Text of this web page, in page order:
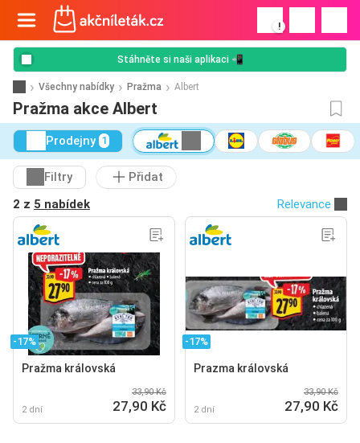
!
Stáhněte si naši aplikaci 📲
Všechny nabídky Pražma Albert
Pražma akce Albert
Prodejny 1
Filtry
Přidat
2 z 5 nabídek Relevance
-17%
Pražma královská
2 dní
33,90 Kč
27,90 Kč
-17%
Prazma královská
2 dní
33,90 Kč
27,90 Kč